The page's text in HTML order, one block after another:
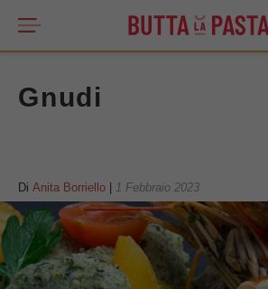
Gnudi
Di Anita Borriello 1 Febbraio 2023